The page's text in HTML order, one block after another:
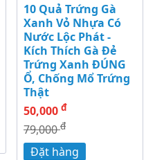
10 Quả Trứng Gà
Xanh Vỏ Nhựa Có
Nước Lộc Phát -
Kích Thích Gà Đẻ
Trứng Xanh ĐÚNG
Ổ, Chống Mổ Trứng
Thật
50,000 đ
79,000đ
Đặt hàng